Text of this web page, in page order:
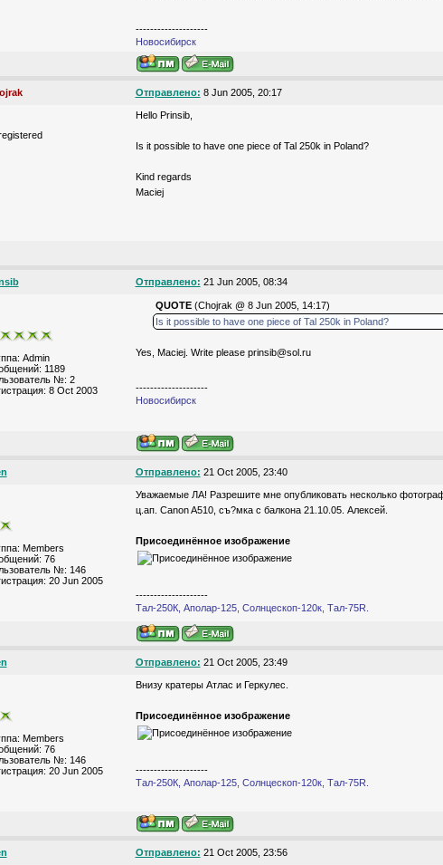
--------------------
Новосибирск
Отправлено: 8 Jun 2005, 20:17
Hello Prinsib,
Is it possible to have one piece of Tal 250k in Poland?
Kind regards
Maciej
Отправлено: 21 Jun 2005, 08:34
Admin
1189
№: 2
8 Oct 2003
QUOTE (Chojrak @ 8 Jun 2005, 14:17)
Is it possible to have one piece of Tal 250k in Poland?
Yes, Maciej. Write please prinsib@sol.ru
--------------------
Новосибирск
Отправлено: 21 Oct 2005, 23:40
Members
76
№: 146
20 Jun 2005
Уважаемые ЛА! Разрешите мне опубликовать несколько
ц.ап. Canon A510, cъ?мка с балкона 21.10.05. Алексей.
Присоединённое изображение
--------------------
Тал-250К, Аполар-125, Солнцескоп-120к, Тал-75R.
Отправлено: 21 Oct 2005, 23:49
Members
76
№: 146
20 Jun 2005
Внизу кратеры Атлас и Геркулес.
Присоединённое изображение
--------------------
Тал-250К, Аполар-125, Солнцескоп-120к, Тал-75R.
Отправлено: 21 Oct 2005, 23:56